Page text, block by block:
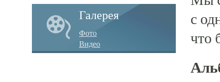
Галерея
Фото
Видео
с
что